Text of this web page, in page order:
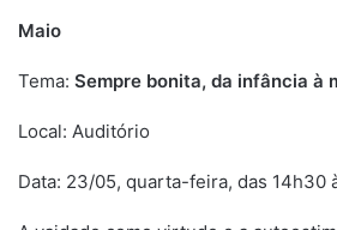
Maio
Tema: Sempre bonita, da infância à
Local: Auditório
Data: 23/05, quarta-feira, das 14h30